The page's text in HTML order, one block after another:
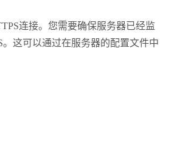
连接。您需要确保服务器已经监
。这可以通过在服务器的配置文件中